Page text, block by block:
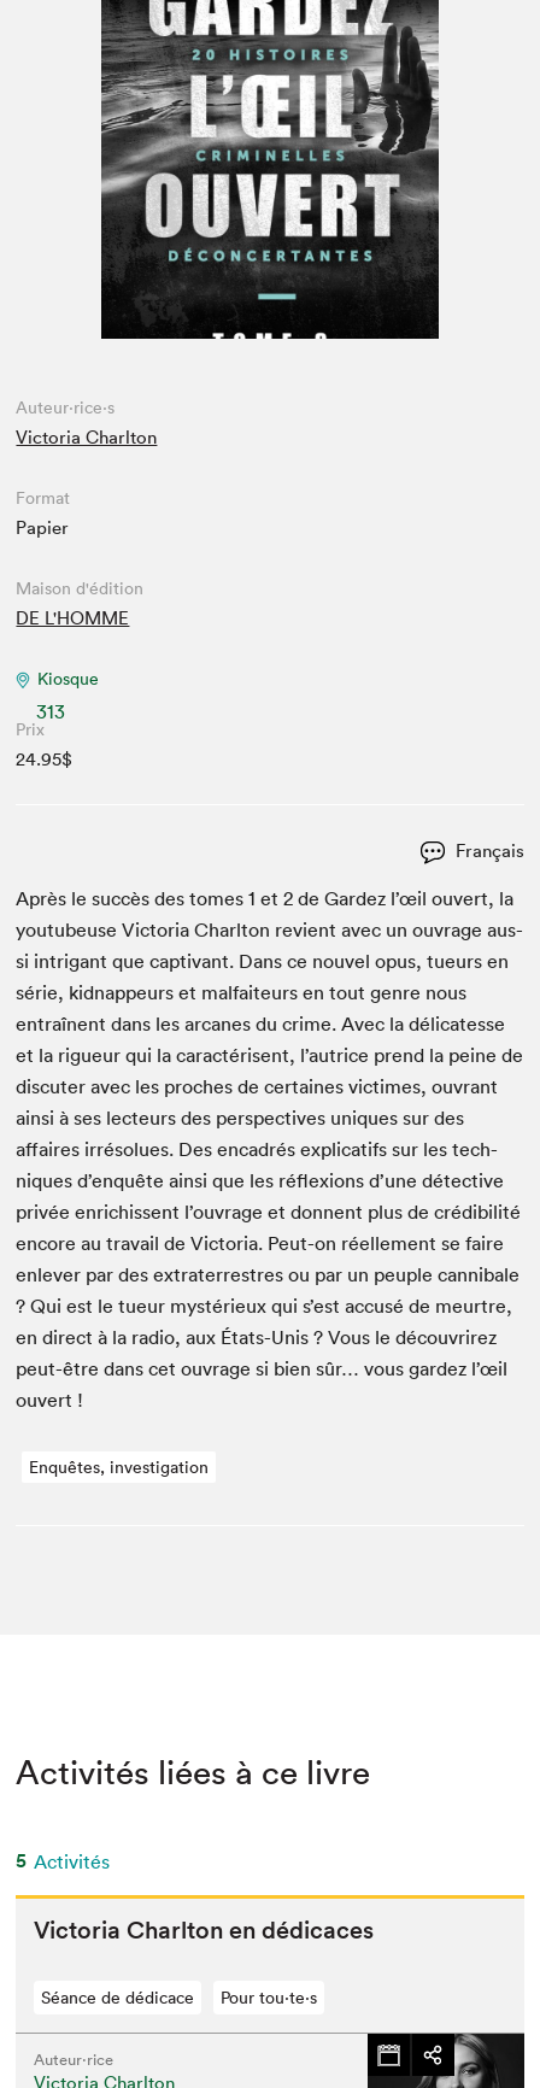
Espace enseignant·e·s
Espace pro
Auteur·rice·s
Victoria Charlton
Format
Papier
Maison d'édition
DE L'HOMME
Kiosque
313
Prix
24.95$
Français
Après le suc­cès des tomes1 et2 de Gardez l’œil ouvert, la
youtubeuse Vic­to­ria Charl­ton revient avec un ouvrage aus­
si intri­g­ant que cap­ti­vant. Dans ce nou­v­el opus, tueurs en
série, kid­nappeurs et mal­fai­teurs en tout genre nous
entraî­nent dans les arcanes du crime. Avec la déli­catesse
et la rigueur qui la car­ac­térisent, l’autrice prend la peine de
dis­cuter avec les proches de cer­taines vic­times, ouvrant
ain­si à ses lecteurs des per­spec­tives uniques sur des
affaires irré­solues. Des encadrés expli­cat­ifs sur les tech­
niques d’enquête ain­si que les réflex­ions d’une détec­tive
privée enrichissent l’ouvrage et don­nent plus de crédi­bil­ité
encore au tra­vail de Vic­to­ria. Peut-on réelle­ment se faire
enlever par des extrater­restres ou par un peu­ple can­ni­bale
? Qui est le tueur mys­térieux qui s’est accusé de meurtre,
en direct à la radio, aux États-Unis ? Vous le décou­vrirez
peut-être dans cet ouvrage si bien sûr… vous gardez l’œil
ouvert !
Enquêtes, investigation
Activités liées à ce livre
5 Activités
Vic­to­ria Charl­ton en dédicaces
Séance de dédicace Pour tou⋅te⋅s
Auteur·rice
Victoria Charlton